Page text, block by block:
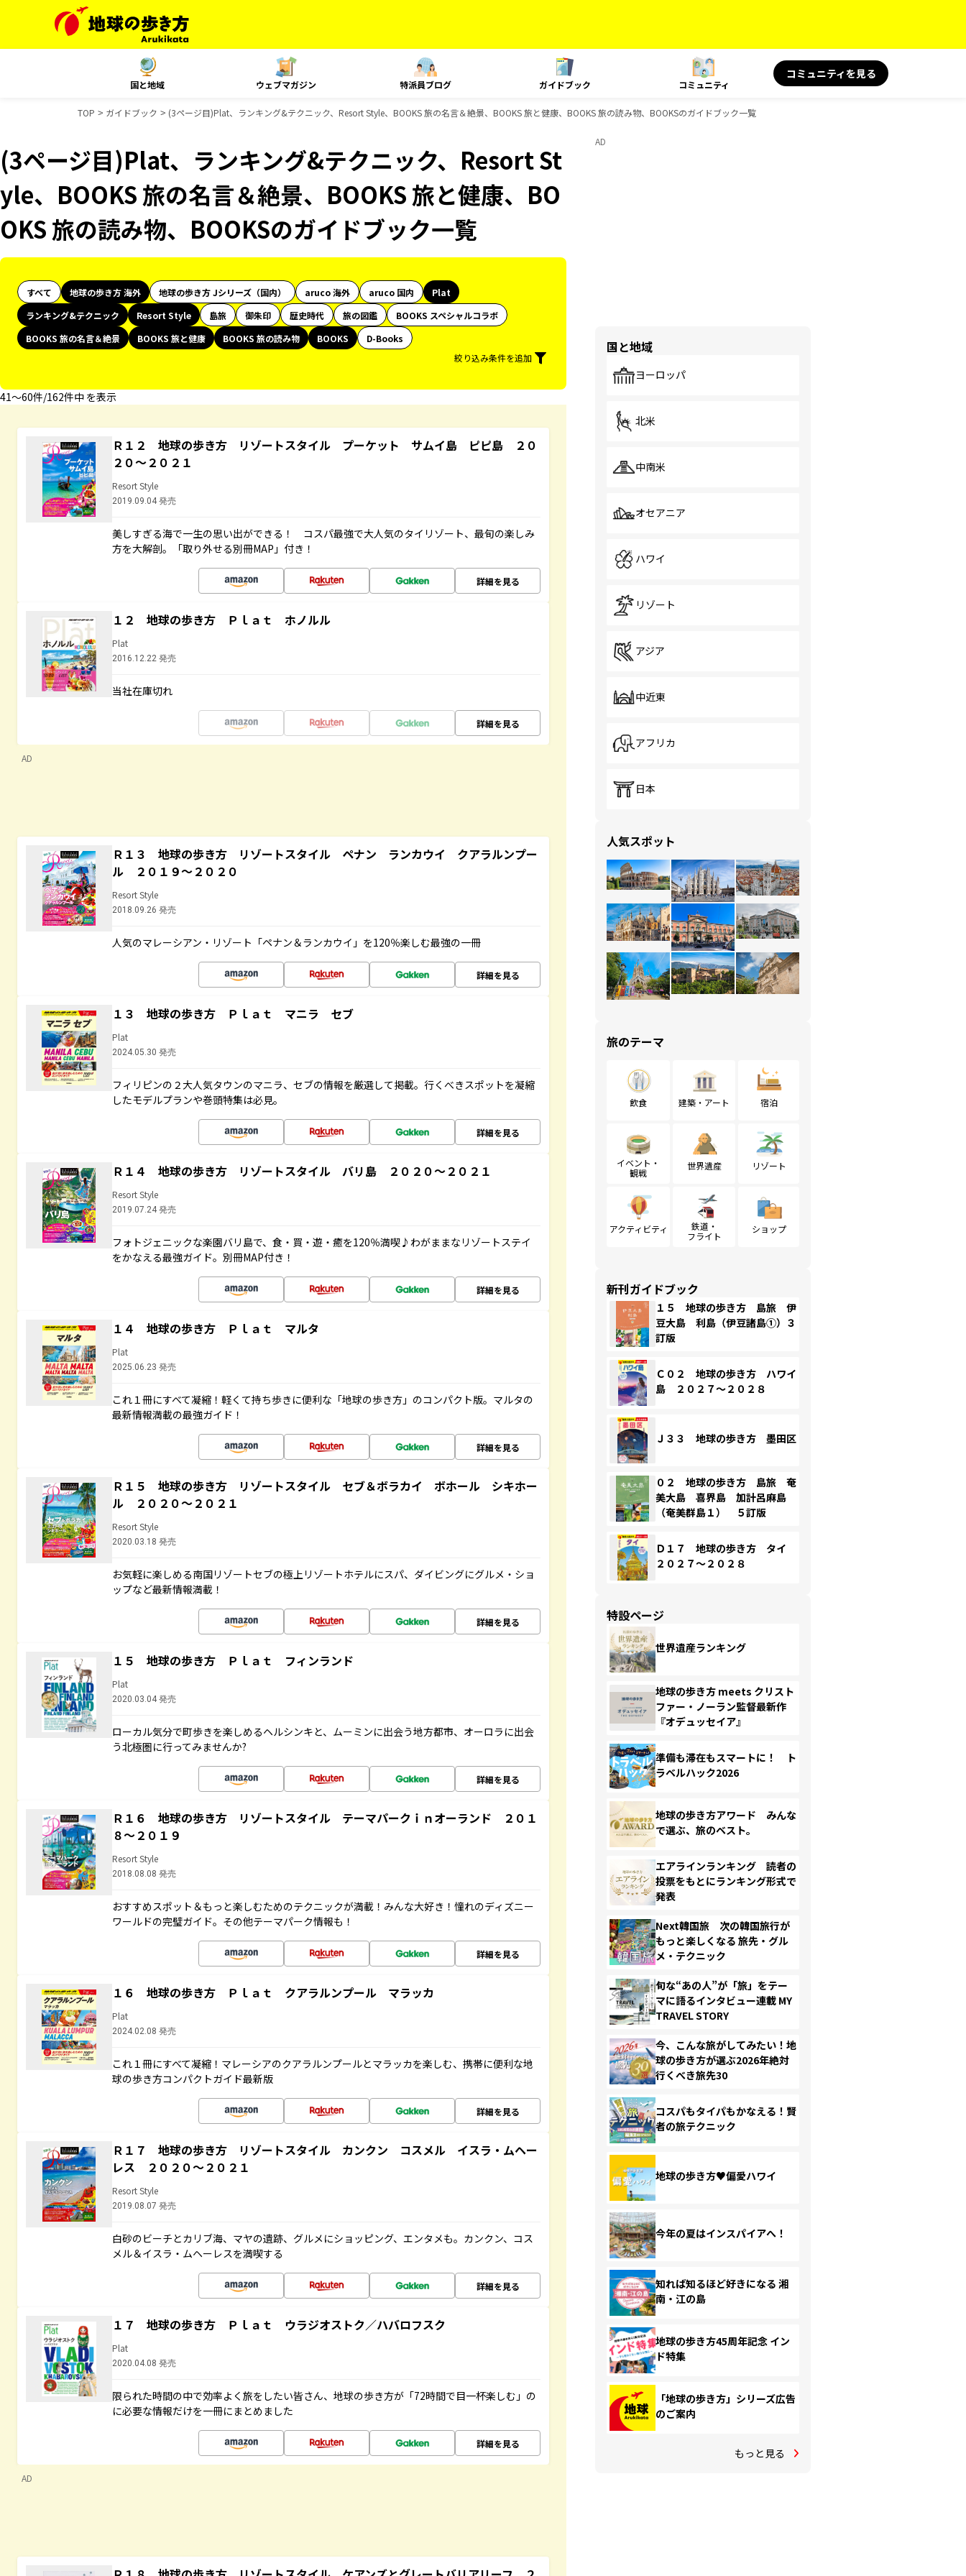
国と地域 ウェブマガジン 特派員ブログ ガイドブック コミュニティ
コミュニティを見る
TOP ガイドブック (3ページ目)Plat、ランキング&テクニック、Resort Style、BOOKS 旅の名言＆絶景、BOOKS 旅と健康、BOOKS 旅の読み物、BOOKSのガイドブック一覧
(3ページ目)Plat、ランキング&テクニック、Resort St
yle、BOOKS 旅の名言＆絶景、BOOKS 旅と健康、BO
OKS 旅の読み物、BOOKSのガイドブック一覧
すべて 地球の歩き方 海外 地球の歩き方 Jシリーズ（国内） aruco 海外 aruco 国内
Plat
ランキング&テクニック
Resort Style 島旅 御朱印 歴史時代 旅の図鑑
BOOKS スペシャルコラボ
BOOKS 旅の名言＆絶景
BOOKS 旅と健康 BOOKS 旅の読み物 BOOKS
D-Books
絞り込み条件を追加
41〜60件/162件中 を表示
Ｒ１２ 地球の歩き方 リゾートスタイル プーケット サムイ島 ピピ島 ２０
２０～２０２１
Resort Style
2019.09.04 発売
美しすぎる海で一生の思い出ができる！ コスパ最強で大人気のタイリゾート、最旬の楽しみ
方を大解剖。「取り外せる別冊MAP」付き！
詳細を見る
１２ 地球の歩き方 Ｐｌａｔ ホノルル
Plat
2016.12.22 発売
当社在庫切れ
詳細を見る
AD
Ｒ１３ 地球の歩き方 リゾートスタイル ペナン ランカウイ クアラルンプー
ル ２０１９～２０２０
Resort Style
2018.09.26 発売
人気のマレーシアン・リゾート「ペナン＆ランカウイ」を120％楽しむ最強の一冊
詳細を見る
１３ 地球の歩き方 Ｐｌａｔ マニラ セブ
Plat
2024.05.30 発売
フィリピンの２大人気タウンのマニラ、セブの情報を厳選して掲載。行くべきスポットを凝縮
したモデルプランや巻頭特集は必見。
詳細を見る
Ｒ１４ 地球の歩き方 リゾートスタイル バリ島 ２０２０～２０２１
Resort Style
2019.07.24 発売
フォトジェニックな楽園バリ島で、食・買・遊・癒を120％満喫♪わがままなリゾートステイ
をかなえる最強ガイド。別冊MAP付き！
詳細を見る
１４ 地球の歩き方 Ｐｌａｔ マルタ
Plat
2025.06.23 発売
これ１冊にすべて凝縮！軽くて持ち歩きに便利な「地球の歩き方」のコンパクト版。マルタの
最新情報満載の最強ガイド！
詳細を見る
Ｒ１５ 地球の歩き方 リゾートスタイル セブ＆ボラカイ ボホール シキホー
ル ２０２０～２０２１
Resort Style
2020.03.18 発売
お気軽に楽しめる南国リゾートセブの極上リゾートホテルにスパ、ダイビングにグルメ・ショ
ップなど最新情報満載！
詳細を見る
１５ 地球の歩き方 Ｐｌａｔ フィンランド
Plat
2020.03.04 発売
ローカル気分で町歩きを楽しめるヘルシンキと、ムーミンに出会う地方都市、オーロラに出会
う北極圏に行ってみませんか?
詳細を見る
Ｒ１６ 地球の歩き方 リゾートスタイル テーマパークｉｎオーランド ２０１
８～２０１９
Resort Style
2018.08.08 発売
おすすめスポット＆もっと楽しむためのテクニックが満載！みんな大好き！憧れのディズニー
ワールドの完璧ガイド。その他テーマパーク情報も！
詳細を見る
１６ 地球の歩き方 Ｐｌａｔ クアラルンプール マラッカ
Plat
2024.02.08 発売
これ１冊にすべて凝縮！マレーシアのクアラルンプールとマラッカを楽しむ、携帯に便利な地
球の歩き方コンパクトガイド最新版
詳細を見る
Ｒ１７ 地球の歩き方 リゾートスタイル カンクン コスメル イスラ・ムヘー
レス ２０２０～２０２１
Resort Style
2019.08.07 発売
白砂のビーチとカリブ海、マヤの遺跡、グルメにショッピング、エンタメも。カンクン、コス
メル＆イスラ・ムヘーレスを満喫する
詳細を見る
１７ 地球の歩き方 Ｐｌａｔ ウラジオストク／ハバロフスク
Plat
2020.04.08 発売
限られた時間の中で効率よく旅をしたい皆さん、地球の歩き方が「72時間で目一杯楽しむ」の
に必要な情報だけを一冊にまとめました
詳細を見る
AD
AD
国と地域
ヨーロッパ
北米
中南米
オセアニア
ハワイ
リゾート
アジア
中近東
アフリカ
日本
人気スポット
旅のテーマ
飲食 建築・アート 宿泊
イベント・
観戦
世界遺産 リゾート
アクティビティ
鉄道・
フライト
ショップ
新刊ガイドブック
１５ 地球の歩き方 島旅 伊
豆大島 利島（伊豆諸島①）３
訂版
Ｃ０２ 地球の歩き方 ハワイ
島 ２０２７～２０２８
Ｊ３３ 地球の歩き方 墨田区
０２ 地球の歩き方 島旅 奄
美大島 喜界島 加計呂麻島
（奄美群島１） ５訂版
Ｄ１７ 地球の歩き方 タイ
２０２７～２０２８
特設ページ
世界遺産ランキング
地球の歩き方 meets クリスト
ファー・ノーラン監督最新作
『オデュッセイア』
準備も滞在もスマートに！ ト
ラベルハック2026
地球の歩き方アワード みんな
で選ぶ、旅のベスト。
エアラインランキング 読者の
投票をもとにランキング形式で
発表
Next韓国旅 次の韓国旅行が
もっと楽しくなる 旅先・グル
メ・テクニック
旬な“あの人”が「旅」をテー
マに語るインタビュー連載 MY
TRAVEL STORY
今、こんな旅がしてみたい！地
球の歩き方が選ぶ2026年絶対
行くべき旅先30
コスパもタイパもかなえる！賢
者の旅テクニック
地球の歩き方♥偏愛ハワイ
今年の夏はインスパイアへ！
知れば知るほど好きになる 湘
南・江の島
地球の歩き方45周年記念 イン
ド特集
「地球の歩き方」シリーズ広告
のご案内
もっと見る